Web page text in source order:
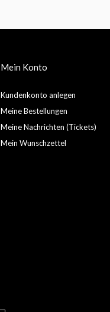
Mein Konto
Kundenkonto anlegen
Meine Bestellungen
Meine Nachrichten (Tickets)
Mein Wunschzettel